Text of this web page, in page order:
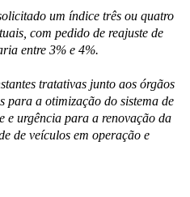
um índice três ou quatro
com pedido de reajuste de
entre 3% e 4%.
tratativas junto aos órgãos
para a otimização do sistema de
e urgência para a renovação da
de veículos em operação e